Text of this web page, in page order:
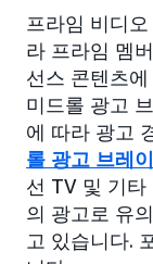
프라임 비디
라 프라임 멤
선스 콘텐츠
미드롤 광고
에 따라 광고
롤 광고 브레
선 TV 및 기
의 광고로 유
고 있습니다.